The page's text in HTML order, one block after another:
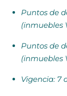
Puntos de
(inmuebles
Puntos de
(inmuebles
Vigencia: 7